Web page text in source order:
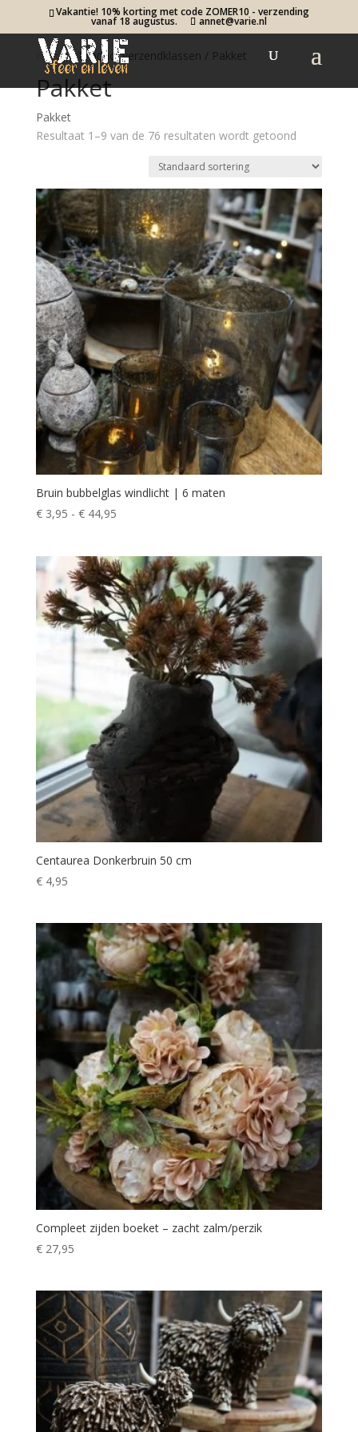
Vakantie! 10% korting met code ZOMER10 - verzending
vanaf 18 augustus. annet@varie.nl
Home/ Product verzendklassen / Pakket
Pakket
Pakket
Resultaat 1–9 van de 76 resultaten wordt getoond
Bruin bubbelglas windlicht | 6 maten
€3,95 - €44,95Prijsklasse:
€ 44,95
Centaurea Donkerbruin 50 cm
€4,95
Compleet zijden boeket – zacht zalm/perzik
€27,95